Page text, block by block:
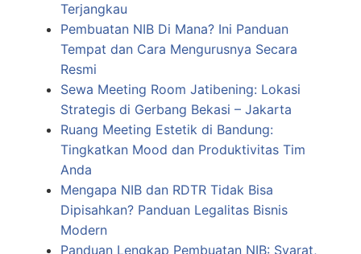
Terjangkau
Pembuatan NIB Di Mana? Ini Panduan
Tempat dan Cara Mengurusnya Secara
Resmi
Sewa Meeting Room Jatibening: Lokasi
Strategis di Gerbang Bekasi – Jakarta
Ruang Meeting Estetik di Bandung:
Tingkatkan Mood dan Produktivitas Tim
Anda
Mengapa NIB dan RDTR Tidak Bisa
Dipisahkan? Panduan Legalitas Bisnis
Modern
Panduan Lengkap Pembuatan NIB: Syarat,